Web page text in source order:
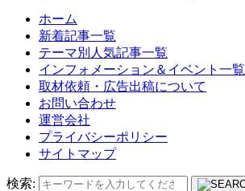
ホーム
新着記事一覧
テーマ別人気記事一覧
インフォメーション＆イベント一覧
取材依頼・広告出稿について
お問い合わせ
運営会社
プライバシーポリシー
サイトマップ
検索: